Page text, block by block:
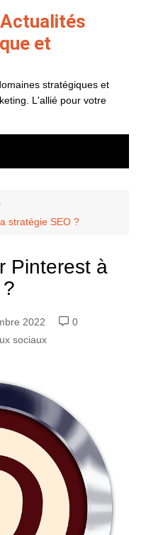
et
stratégiques et
L'allié pour votre
stratégie SEO ?
Pinterest à
2022
0
sociaux